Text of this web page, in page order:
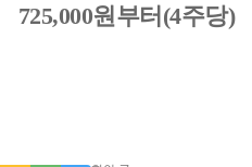
725,000원 부터(4주당)